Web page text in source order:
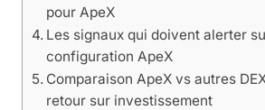
pour ApeX
Les signaux qui doivent alerter
configuration ApeX
Comparaison ApeX vs autres
retour sur investissement